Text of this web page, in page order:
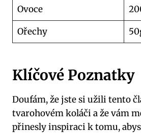
Ovoce
Ořechy
Klíčové Poznatky
Doufám, že jste si užili tento
tvarohovém koláči a že vám
přinesly inspiraci k tomu,